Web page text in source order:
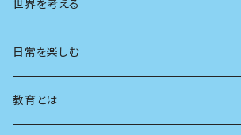
都市
地方
まちづくり
世界を考える
思想
日常を楽しむ
教育とは